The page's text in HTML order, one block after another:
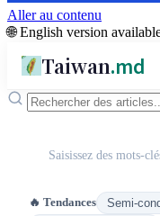
Aller au contenu
🌐 English version
Taiwan.md
Saisissez des mots-
🔥 Tendances Semi-